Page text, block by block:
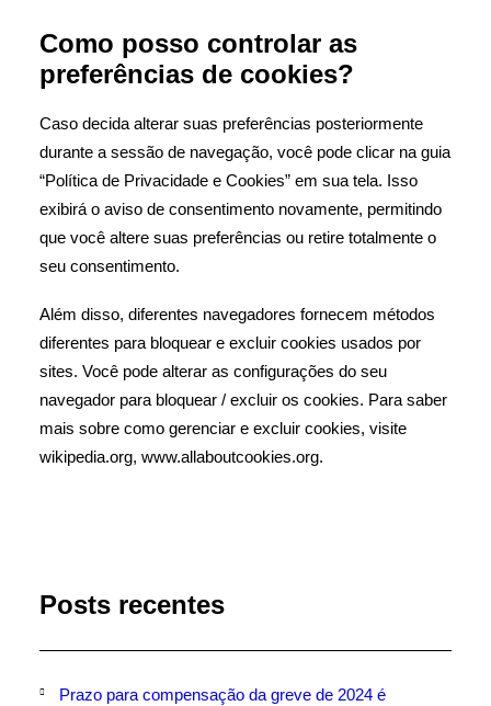
Como posso controlar as
preferências de cookies?
Caso decida alterar suas preferências posteriormente
durante a sessão de navegação, você pode clicar na guia
“Política de Privacidade e Cookies” em sua tela. Isso
exibirá o aviso de consentimento novamente, permitindo
que você altere suas preferências ou retire totalmente o
seu consentimento.
Além disso, diferentes navegadores fornecem métodos
diferentes para bloquear e excluir cookies usados ​​por
sites. Você pode alterar as configurações do seu
navegador para bloquear / excluir os cookies. Para saber
mais sobre como gerenciar e excluir cookies, visite
wikipedia.org, www.allaboutcookies.org.
Posts recentes
Prazo para compensação da greve de 2024 é